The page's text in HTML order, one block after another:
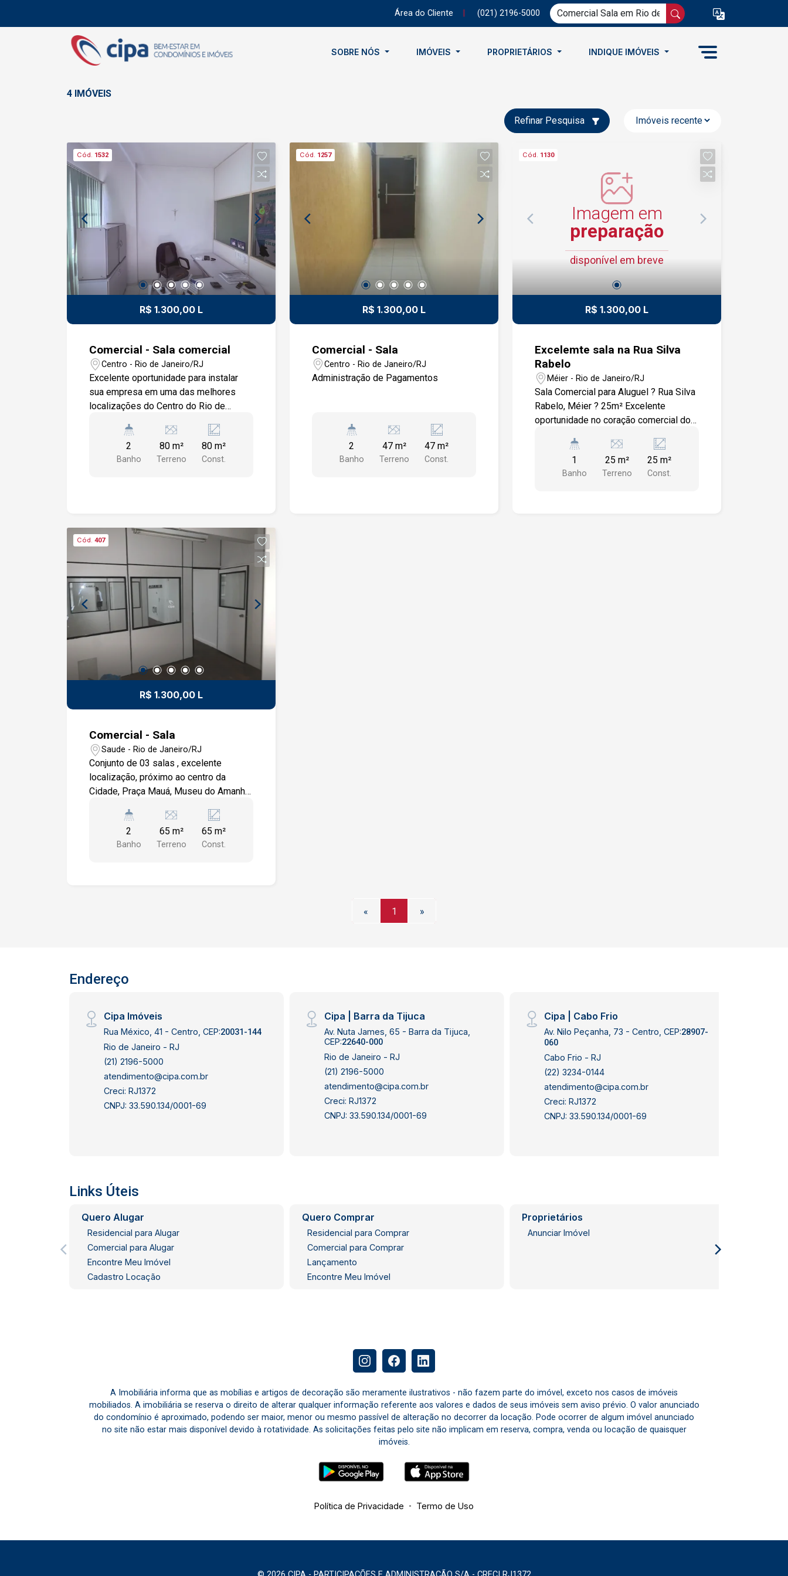
Área do Cliente (021) 2196-5000
SOBRE NÓS IMÓVEIS PROPRIETÁRIOS INDIQUE IMÓVEIS
4 IMÓVEIS
Refinar Pesquisa
Cód. 1532
R$ 1.300,00 L
Comercial - Sala comercial
Centro - Rio de Janeiro/RJ
Excelente oportunidade para instalar
sua empresa em uma das melhores
localizações do Centro do Rio de
Floriano, 199 ? Centro/RJ Sala
comercial totalmente mobiliada, pronta
para uso, ideal para escritórios,
atividades; Ar-condicionado e
ventilador; Copa/cozinha; 2 banheiros;
Ambiente funcional e bem distribuído;
Excelente iluminação e ventilação.
Diferenciais do prédio: Portaria
moderna, proporcionando mais
segurança e comodidade; Elevadores;
Localização privilegiada, com fácil
acesso ao VLT, metrô, ônibus e às
principais vias da cidade; Próximo a
bancos, cartórios, restaurantes e amplo
quem busca um espaço profissional em
infraestrutura completa e pronto para
receber sua equipe. Entre em contato
para mais informações e agende uma
visita.
2
Banho
80 m²
Terreno
80 m²
Const.
Cód. 1257
R$ 1.300,00 L
Comercial - Sala
Centro - Rio de Janeiro/RJ
Administração de Pagamentos
2
Banho
47 m²
Terreno
47 m²
Const.
Cód. 1130
Imagem em
preparação
disponível em breve
R$ 1.300,00 L
Excelemte sala na Rua Silva
Rabelo
Méier - Rio de Janeiro/RJ
Sala Comercial para Aluguel ? Rua Silva
Rabelo, Méier ? 25m² Excelente
oportunidade no coração comercial do
localizada na Rua Silva Rabelo, uma das
vias mais procuradas da região, a
poucos passos da Rua Dias da Cruz,
1
Banho
25 m²
Terreno
25 m²
Const.
Cód. 407
R$ 1.300,00 L
Comercial - Sala
Saude - Rio de Janeiro/RJ
Conjunto de 03 salas , excelente
localização, próximo ao centro da
Cidade, Praça Mauá, Museu do Amanhã,
demais comércios locais. Com 60m²
bem distribuídos - 02 banheiros ,
pronto para entrar e iniciar o seu
2
Banho
65 m²
Terreno
65 m²
Const.
« 1 »
Endereço
Cipa Imóveis
Rua México, 41 - Centro, CEP:20031-144
Rio de Janeiro - RJ
(21) 2196-5000
atendimento@cipa.com.br
Creci: RJ1372
CNPJ: 33.590.134/0001-69
Cipa | Barra da Tijuca
Av. Nuta James, 65 - Barra da Tijuca,
CEP:22640-000
Rio de Janeiro - RJ
(21) 2196-5000
atendimento@cipa.com.br
Creci: RJ1372
CNPJ: 33.590.134/0001-69
Cipa | Cabo Frio
Av. Nilo Peçanha, 73 - Centro, CEP:28907-
060
Cabo Frio - RJ
(22) 3234-0144
atendimento@cipa.com.br
Creci: RJ1372
CNPJ: 33.590.134/0001-69
Links Úteis
Quero Alugar
Residencial para Alugar
Comercial para Alugar
Encontre Meu Imóvel
Cadastro Locação
Quero Comprar
Residencial para Comprar
Comercial para Comprar
Lançamento
Encontre Meu Imóvel
Proprietários
Anunciar Imóvel
A Imobiliária informa que as mobílias e artigos de decoração são meramente ilustrativos - não fazem parte do imóvel, exceto nos casos de imóveis
mobiliados. A imobiliária se reserva o direito de alterar qualquer informação referente aos valores e dados de seus imóveis sem aviso prévio. O valor anunciado
do condomínio é aproximado, podendo ser maior, menor ou mesmo passível de alteração no decorrer da locação. Pode ocorrer de algum imóvel anunciado
no site não estar mais disponível devido à rotatividade. As solicitações feitas pelo site não implicam em reserva, compra, venda ou locação de quaisquer
imóveis.
Política de Privacidade - Termo de Uso